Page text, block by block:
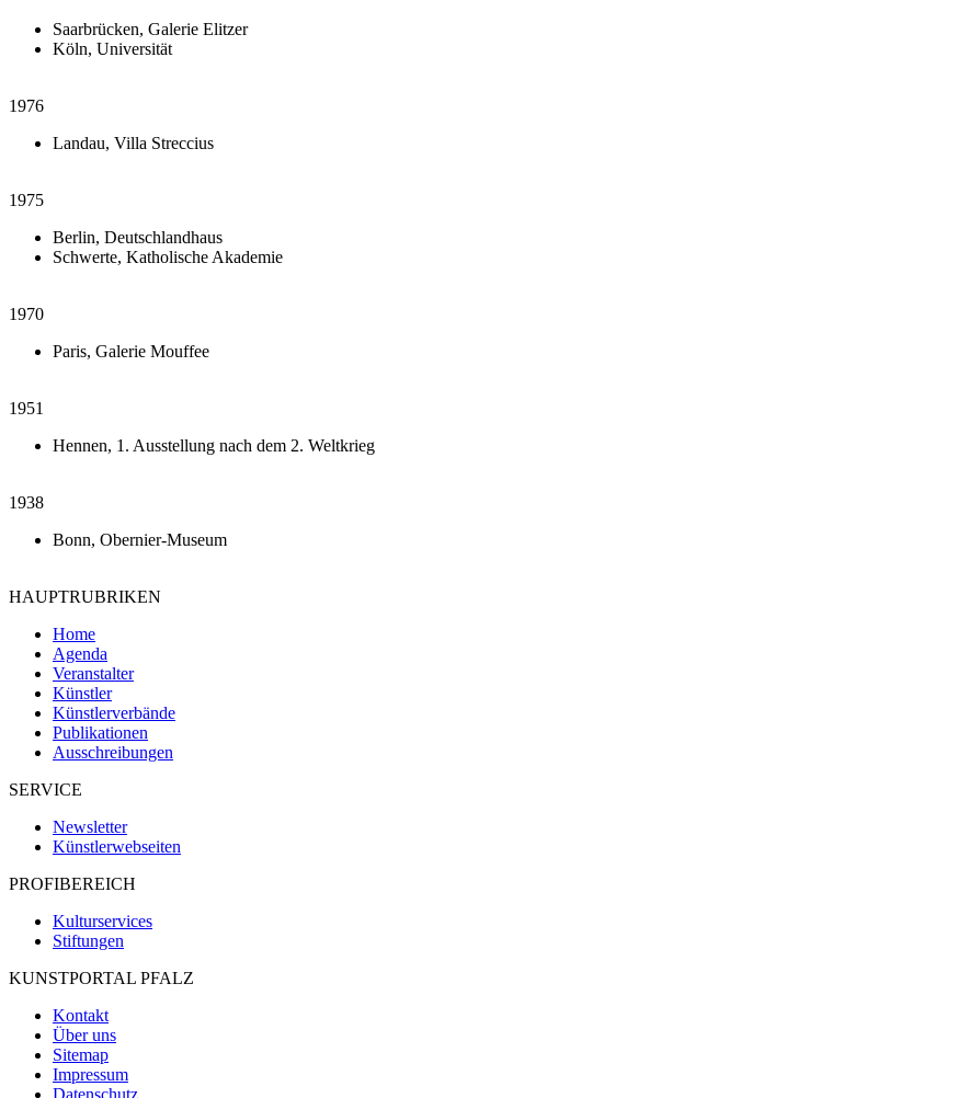
Saarbrücken, Galerie Elitzer
Köln, Universität
1976
Landau, Villa Streccius
1975
Berlin, Deutschlandhaus
Schwerte, Katholische Akademie
1970
Paris, Galerie Mouffee
1951
Hennen, 1. Ausstellung nach dem 2. Weltkrieg
1938
Bonn, Obernier-Museum
HAUPTRUBRIKEN
Home
Agenda
Veranstalter
Künstler
Künstlerverbände
Publikationen
Ausschreibungen
SERVICE
Newsletter
Künstlerwebseiten
PROFIBEREICH
Kulturservices
Stiftungen
KUNSTPORTAL PFALZ
Kontakt
Über uns
Sitemap
Impressum
Datenschutz